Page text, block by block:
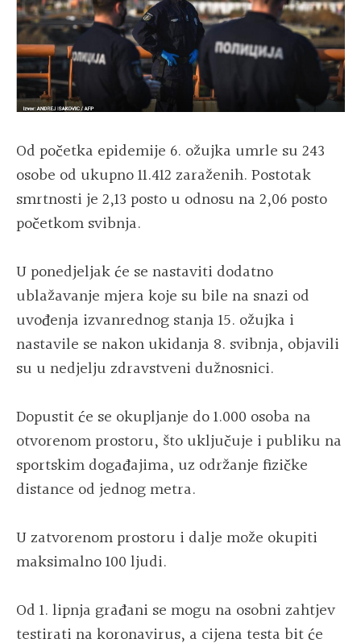
Od početka epidemije 6. ožujka umrle su 243
osobe od ukupno 11.412 zaraženih. Postotak
smrtnosti je 2,13 posto u odnosu na 2,06 posto
početkom svibnja.
U ponedjeljak će se nastaviti dodatno
ublažavanje mjera koje su bile na snazi od
uvođenja izvanrednog stanja 15. ožujka i
nastavile se nakon ukidanja 8. svibnja, objavili
su u nedjelju zdravstveni dužnosnici.
Dopustit će se okupljanje do 1.000 osoba na
otvorenom prostoru, što uključuje i publiku na
sportskim događajima, uz održanje fizičke
distance od jednog metra.
U zatvorenom prostoru i dalje može okupiti
maksimalno 100 ljudi.
Od 1. lipnja građani se mogu na osobni zahtjev
testirati na koronavirus, a cijena testa bit će